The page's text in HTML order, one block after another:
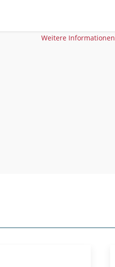
Weitere Informationen